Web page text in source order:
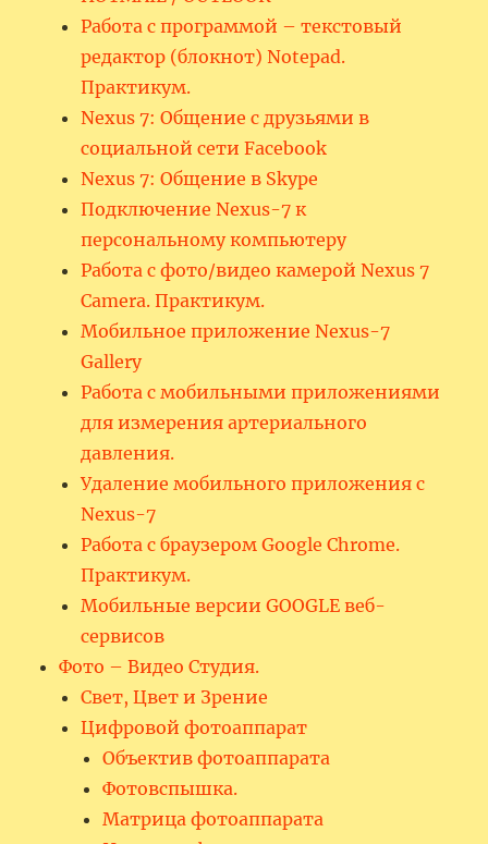
Работа с программой – текстовый
редактор (блокнот) Notepad.
Практикум.
Nexus 7: Общение с друзьями в
социальной сети Facebook
Nexus 7: Общение в Skype
Подключение Nexus-7 к
персональному компьютеру
Работа с фото/видео камерой Nexus 7
Camera. Практикум.
Мобильное приложение Nexus-7
Gallery
Работа с мобильными приложениями
для измерения артериального
давления.
Удаление мобильного приложения с
Nexus-7
Работа с браузером Google Chrome.
Практикум.
Мобильные версии GOOGLE веб-
сервисов
Фото – Видео Студия.
Свет, Цвет и Зрение
Цифровой фотоаппарат
Объектив фотоаппарата
Фотовспышка.
Матрица фотоаппарата